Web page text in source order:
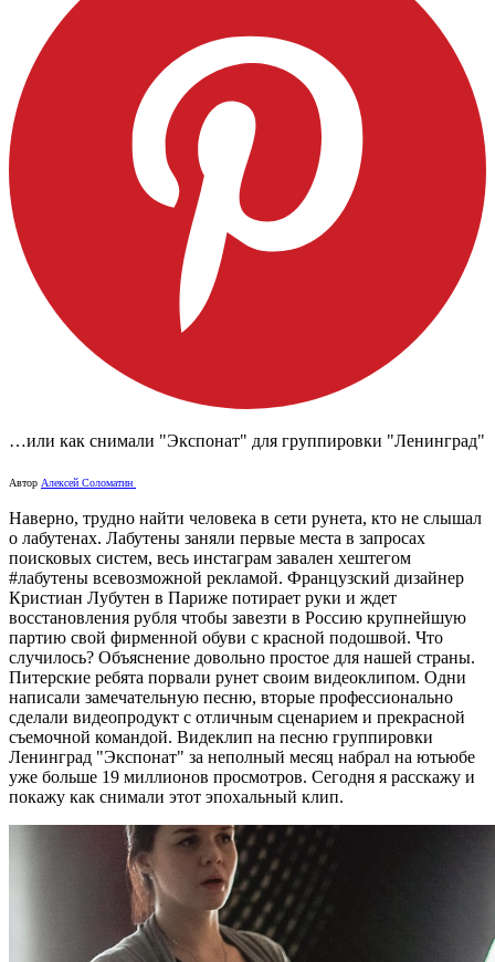
…или как снимали "Экспонат" для группировки "Ленинград"
Автор Алексей Соломатин
Наверно, трудно найти человека в сети рунета, кто не слышал
о лабутенах. Лабутены заняли первые места в запросах
поисковых систем, весь инстаграм завален хештегом
#лабутены всевозможной рекламой. Французский дизайнер
Кристиан Лубутен в Париже потирает руки и ждет
восстановления рубля чтобы завезти в Россию крупнейшую
партию свой фирменной обуви с красной подошвой. Что
случилось? Объяснение довольно простое для нашей страны.
Питерские ребята порвали рунет своим видеоклипом. Одни
написали замечательную песню, вторые профессионально
сделали видеопродукт с отличным сценарием и прекрасной
съемочной командой. Видеклип на песню группировки
Ленинград "Экспонат" за неполный месяц набрал на ютьюбе
уже больше 19 миллионов просмотров. Сегодня я расскажу и
покажу как снимали этот эпохальный клип.